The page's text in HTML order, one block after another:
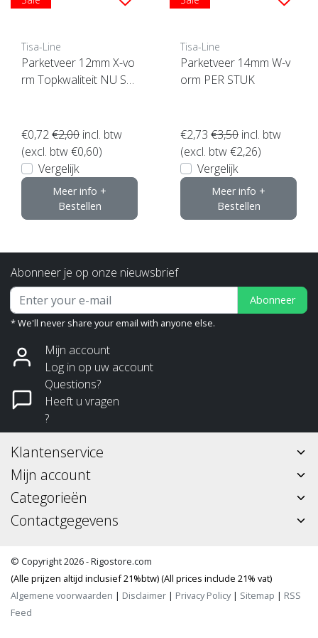
Tisa-Line
Parketveer 12mm X-vo
rm Topkwaliteit NU SU
€0,72€2,00 incl. btw
(excl. btw €0,60)
Vergelijk
Meer info +
Bestellen
Tisa-Line
Parketveer 14mm W-v
orm PER STUK
€2,73 €3,50 incl. btw
(excl. btw €2,26)
Vergelijk
Meer info +
Bestellen
Abonneer je op onze nieuwsbrief
Abonneer
* We'll never share your email with anyone else.
Mijn account
Log in op uw account
Questions?
Heeft u vragen
?
Klantenservice
Mijn account
Categorieën
Contactgegevens
© Copyright 2026 - Rigostore.com
(Alle prijzen altijd inclusief 21%btw) (All prices include 21% vat)
Algemene voorwaarden | Disclaimer | Privacy Policy| Sitemap | RSS
Feed